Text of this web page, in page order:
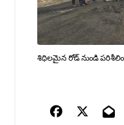
శిధిలమైన రోడ్ నుండి